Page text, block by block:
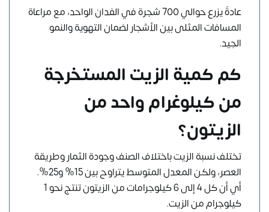
عادةً يزرع حوالي 700 شجرة في الفدان الواحد، مع مراعاة
المسافات المثلى بين الأشجار لضمان التهوية والنمو
الجيد.
كم كمية الزيت المستخرجة
من كيلوغرام واحد من
الزيتون؟
تختلف نسبة الزيت باختلاف الصنف وجودة الثمار وطريقة
العصر، ولكن المعدل المتوسط يتراوح بين 15% و25%.
أي أن كل 4 إلى 6 كيلوجرامات من الزيتون تنتج نحو 1
كيلوجرام من الزيت.